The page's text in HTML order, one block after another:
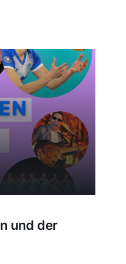
und der